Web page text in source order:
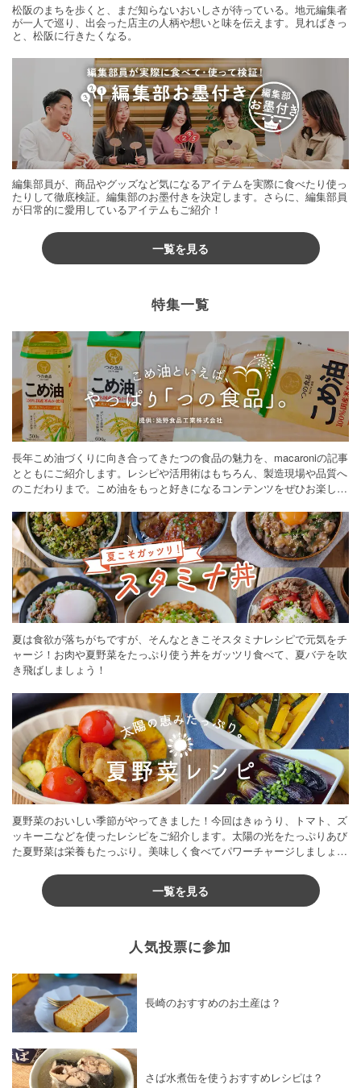
松阪のまちを歩くと、まだ知らないおいしさが待っている。地元編集者
が一人で巡り、出会った店主の人柄や想いと味を伝えます。見ればきっ
と、松阪に行きたくなる。
編集部員が、商品やグッズなど気になるアイテムを実際に食べたり使っ
たりして徹底検証。編集部のお墨付きを決定します。さらに、編集部員
が日常的に愛用しているアイテムもご紹介！
一覧を見る
特集一覧
長年こめ油づくりに向き合ってきたつの食品の魅力を、macaroniの記事
とともにご紹介します。レシピや活用術はもちろん、製造現場や品質へ
のこだわりまで。こめ油をもっと好きになるコンテンツをぜひお楽しみ
夏は食欲が落ちがちですが、そんなときこそスタミナレシピで元気をチ
ャージ！お肉や夏野菜をたっぷり使う丼をガッツリ食べて、夏バテを吹
き飛ばしましょう！
夏野菜のおいしい季節がやってきました！今回はきゅうり、トマト、ズ
ッキーニなどを使ったレシピをご紹介します。太陽の光をたっぷりあび
た夏野菜は栄養もたっぷり。美味しく食べてパワーチャージしましょう
一覧を見る
人気投票に参加
長崎のおすすめのお土産は？
さば水煮缶を使うおすすめレシピは？